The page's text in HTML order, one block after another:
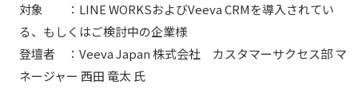
対象 ：LINE WORKSおよびVeeva CRMを導入されてい
る、もしくはご検討中の企業様
登壇者 ：Veeva Japan 株式会社 カスタマーサクセス部 マ
ネージャー 西田 竜太 氏